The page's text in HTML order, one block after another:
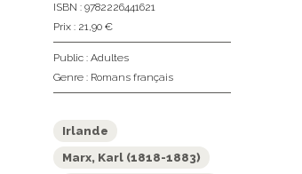
ISBN : 9782226441621
Prix : 21,90 €
Public : Adultes
Genre : Romans français
Irlande
Marx, Karl (1818-1883)